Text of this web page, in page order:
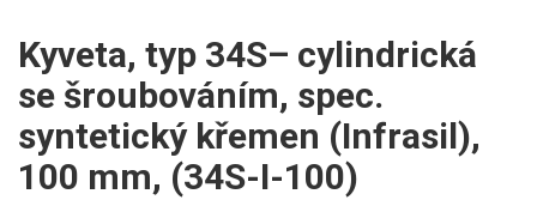
SHIMADZU
THERMO ELECTRON (UNICAM)
XRF
UV-VIS FLUO
Příprava vzorků
Kyveta, typ 34S– cylindrická
se šroubováním, spec.
syntetický křemen (Infrasil),
100 mm, (34S-I-100)